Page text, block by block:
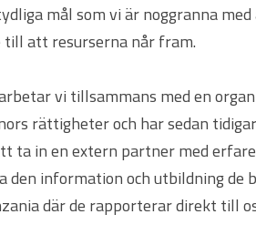
mål som vi är noggranna
att resurserna når fram.
vi tillsammans med en
rättigheter och har sedan
ta in en extern partner med
information och utbildning
där de rapporterar direkt till